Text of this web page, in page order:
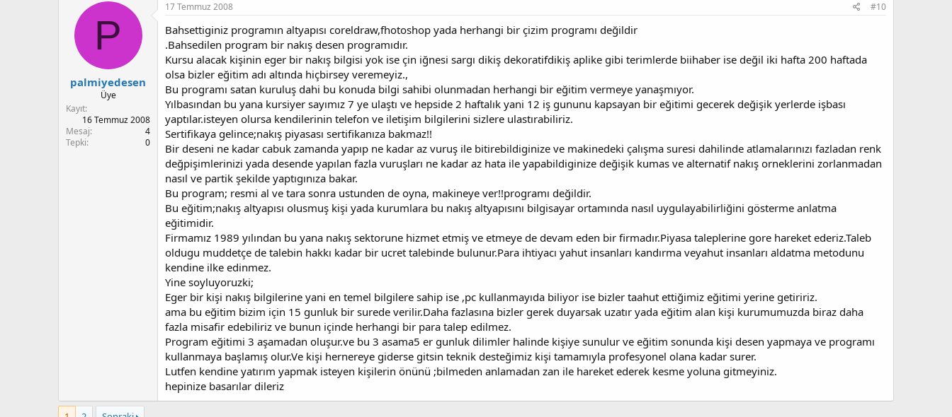
P
palmiyedesen
Üye
Kayıt
16 Temmuz 2008
Mesaj
4
Tepki
0
17 Temmuz 2008 #10
Bahsettiginiz programın altyapısı coreldraw,fhotoshop yada herhangi bir çizim programı değildir
.Bahsedilen program bir nakış desen programıdır.
Kursu alacak kişinin eger bir nakış bilgisi yok ise çin iğnesi sargı dikiş dekoratifdikiş aplike gibi terimlerde biihaber ise değil iki hafta 200 haftada
olsa bizler eğitim adı altında hiçbirsey veremeyiz.,
Bu programı satan kuruluş dahi bu konuda bilgi sahibi olunmadan herhangi bir eğitim vermeye yanaşmıyor.
Yılbasından bu yana kursiyer sayımız 7 ye ulaştı ve hepside 2 haftalık yani 12 iş gununu kapsayan bir eğitimi gecerek değişik yerlerde işbası
yaptılar.isteyen olursa kendilerinin telefon ve iletişim bilgilerini sizlere ulastırabiliriz.
Sertifikaya gelince;nakış piyasası sertifikanıza bakmaz!!
Bir deseni ne kadar cabuk zamanda yapıp ne kadar az vuruş ile bitirebildiginize ve makinedeki çalışma suresi dahilinde atlamalarınızı fazladan renk
değpişimlerinizi yada desende yapılan fazla vuruşları ne kadar az hata ile yapabildiginize değişik kumas ve alternatif nakış orneklerini zorlanmadan
nasıl ve partik şekilde yaptıgınıza bakar.
Bu program; resmi al ve tara sonra ustunden de oyna, makineye ver!!programı değildir.
Bu eğitim;nakış altyapısı olusmuş kişi yada kurumlara bu nakış altyapısını bilgisayar ortamında nasıl uygulayabilirliğini gösterme anlatma
eğitimidir.
Firmamız 1989 yılından bu yana nakış sektorune hizmet etmiş ve etmeye de devam eden bir firmadır.Piyasa taleplerine gore hareket ederiz.Taleb
oldugu muddetçe de talebin hakkı kadar bir ucret talebinde bulunur.Para ihtiyacı yahut insanları kandırma veyahut insanları aldatma metodunu
kendine ilke edinmez.
Yine soyluyoruzki;
Eger bir kişi nakış bilgilerine yani en temel bilgilere sahip ise ,pc kullanmayıda biliyor ise bizler taahut ettiğimiz eğitimi yerine getiririz.
ama bu eğitim bizim için 15 gunluk bir surede verilir.Daha fazlasına bizler gerek duyarsak uzatır yada eğitim alan kişi kurumumuzda biraz daha
fazla misafir edebiliriz ve bunun içinde herhangi bir para talep edilmez.
Program eğitimi 3 aşamadan oluşur.ve bu 3 asama5 er gunluk dilimler halinde kişiye sunulur ve eğitim sonunda kişi desen yapmaya ve programı
kullanmaya başlamış olur.Ve kişi hernereye giderse gitsin teknik desteğimiz kişi tamamıyla profesyonel olana kadar surer.
Lutfen kendine yatırım yapmak isteyen kişilerin önünü ;bilmeden anlamadan zan ile hareket ederek kesme yoluna gitmeyiniz.
hepinize basarılar dileriz